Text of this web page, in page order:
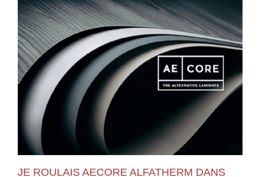
JE ROULAIS AECORE ALFATHERM DANS